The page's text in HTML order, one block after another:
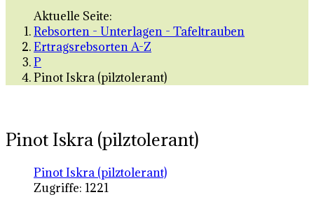
Aktuelle Seite:
Rebsorten - Unterlagen - Tafeltrauben
Ertragsrebsorten A-Z
P
Pinot Iskra (pilztolerant)
Pinot Iskra (pilztolerant)
Pinot Iskra (pilztolerant)
Zugriffe: 1221